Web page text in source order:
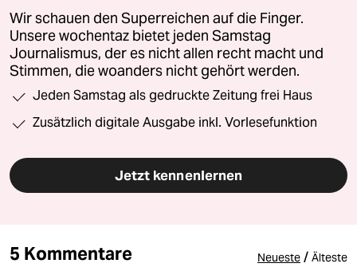
Wir schauen den Superreichen auf die Finger.
Unsere wochentaz bietet jeden Samstag
Journalismus, der es nicht allen recht macht und
Stimmen, die woanders nicht gehört werden.
Jeden Samstag als gedruckte Zeitung frei Haus
Zusätzlich digitale Ausgabe inkl. Vorlesefunktion
Jetzt kennenlernen
5 Kommentare Neueste / Älteste